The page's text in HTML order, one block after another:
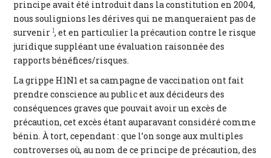
principe avait été introduit dans la constitution en 2004,
nous soulignions les dérives qui ne manqueraient pas de
survenir 1, et en particulier la précaution contre le risque
juridique suppléant une évaluation raisonnée des
rapports bénéfices/risques.
La grippe H1N1 et sa campagne de vaccination ont fait
prendre conscience au public et aux décideurs des
conséquences graves que pouvait avoir un excès de
précaution, cet excès étant auparavant considéré comme
bénin. À tort, cependant : que l’on songe aux multiples
controverses où, au nom de ce principe de précaution, des